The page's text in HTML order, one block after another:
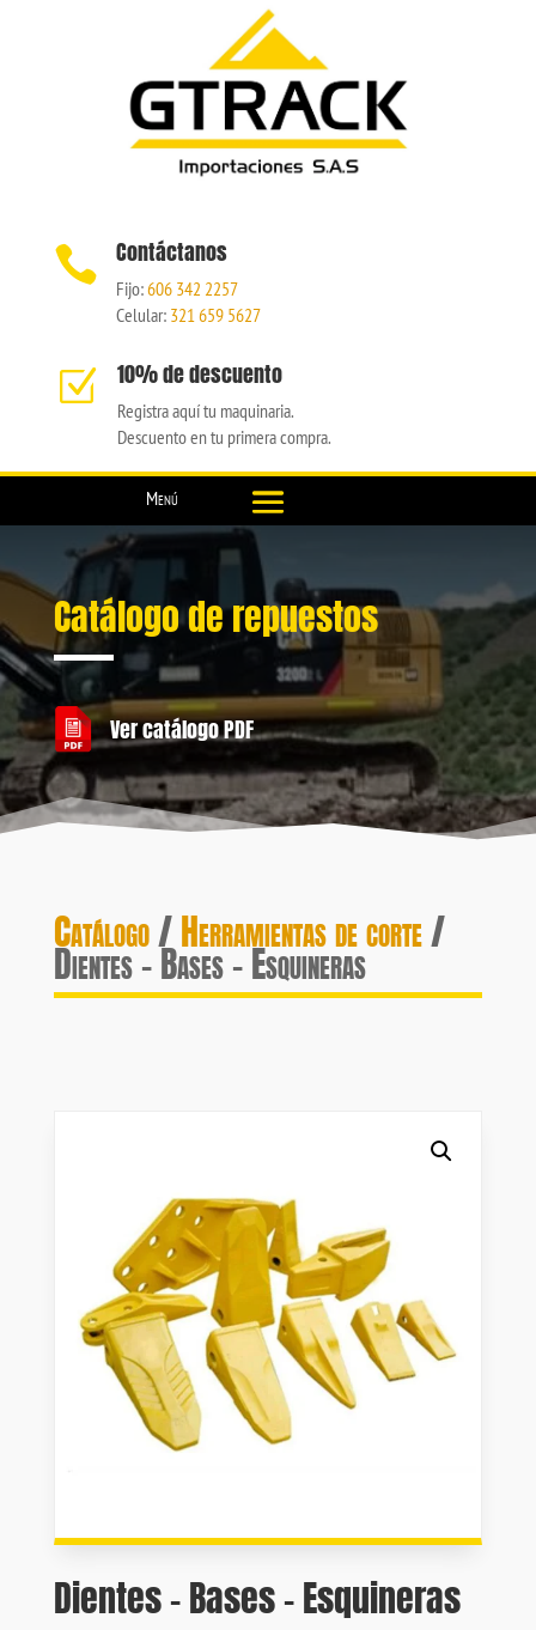
 Contáctanos
Fijo:606 342 2257
Celular: 321 659 5627
Z 10% de descuento
Registra aquí tu maquinaria.
Descuento en tu primera compra.
Menú
Catálogo de repuestos
Ver catálogo PDF
Catálogo/Herramientas de corte/
Dientes – Bases – Esquineras
Dientes – Bases – Esquineras